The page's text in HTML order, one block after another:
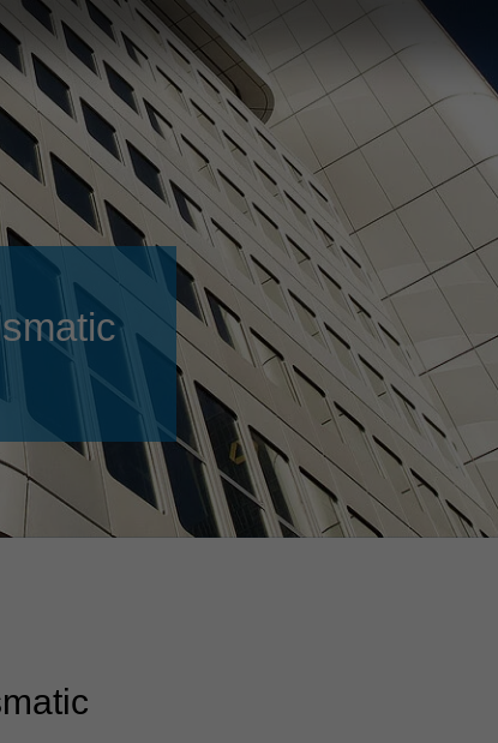
Suomi english
Taiwan english
Türkiye türkçe
USA english
Việt Nam tiếng việt
中文
ประเทศไทย ไทย
Україна yкраїнська